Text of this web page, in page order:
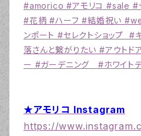
#amorico #アモリコ #sale #
#花柄 #ハーフ #結婚祝い
ンポート #セレクトショップ
落さんと繋がりたい #アウトド
ー #ガーデニング #ホワイト
★アモリコ Instagram
https://